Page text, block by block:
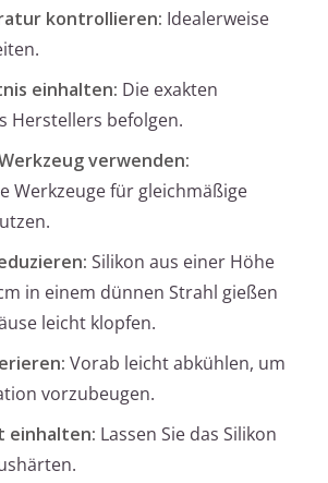
kontrollieren: Idealerweise
einhalten: Die exakten
Herstellers befolgen.
verwenden:
Werkzeuge für gleichmäßige
Silikon aus einer Höhe
in einem dünnen Strahl gießen
leicht klopfen.
Vorab leicht abkühlen, um
vorzubeugen.
einhalten: Lassen Sie das Silikon